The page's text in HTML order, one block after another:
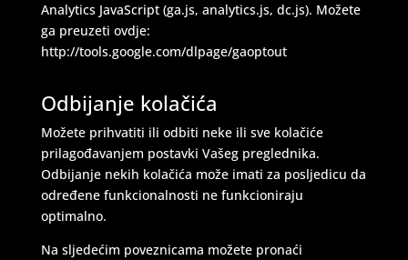
Analytics JavaScript (ga.js, analytics.js, dc.js). Možete
ga preuzeti ovdje:
http://tools.google.com/dlpage/gaoptout
Odbijanje kolačića
Možete prihvatiti ili odbiti neke ili sve kolačiće
prilagođavanjem postavki Vašeg preglednika.
Odbijanje nekih kolačića može imati za posljedicu da
određene funkcionalnosti ne funkcioniraju
optimalno.
Na sljedećim poveznicama možete pronaći